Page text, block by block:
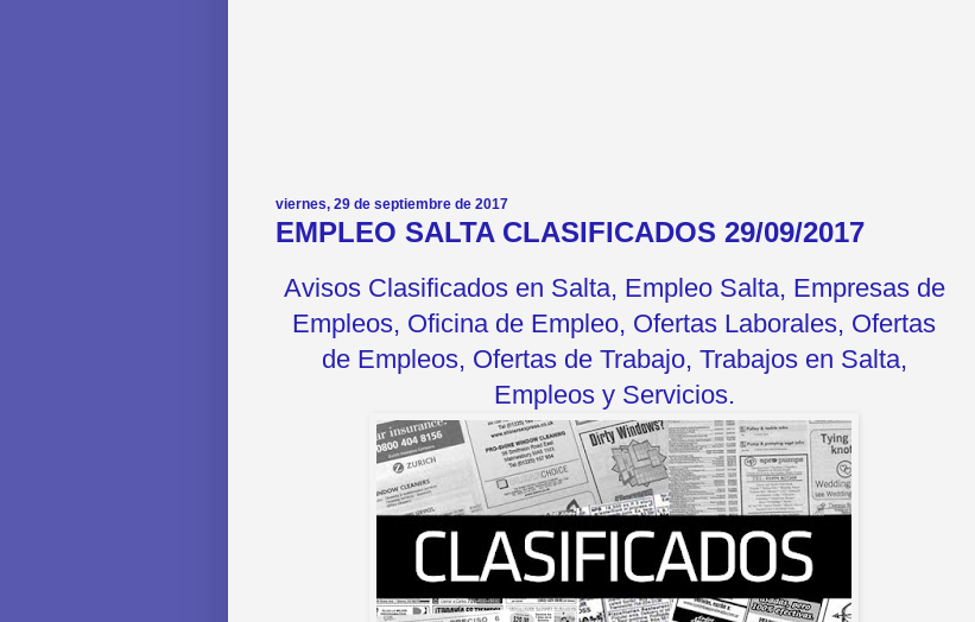
viernes, 29 de septiembre de 2017
EMPLEO SALTA CLASIFICADOS 29/09/2017
Avisos Clasificados en Salta, Empleo Salta, Empresas de
Empleos, Oficina de Empleo, Ofertas Laborales, Ofertas
de Empleos, Ofertas de Trabajo, Trabajos en Salta,
Empleos y Servicios.